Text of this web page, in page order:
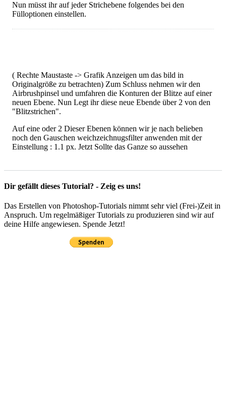
Nun müsst ihr auf jeder Strichebene folgendes bei den
Fülloptionen einstellen.
( Rechte Maustaste -> Grafik Anzeigen um das bild in
Originalgröße zu betrachten) Zum Schluss nehmen wir den
Airbrushpinsel und umfahren die Konturen der Blitze auf einer
neuen Ebene. Nun Legt ihr diese neue Ebende über 2 von den
"Blitzstrichen".
Auf eine oder 2 Dieser Ebenen können wir je nach belieben
noch den Gauschen weichzeichnugsfilter anwenden mit der
Einstellung : 1.1 px. Jetzt Sollte das Ganze so aussehen
Dir gefällt dieses Tutorial? - Zeig es uns!
Das Erstellen von Photoshop-Tutorials nimmt sehr viel (Frei-)Zeit in
Anspruch. Um regelmäßiger Tutorials zu produzieren sind wir auf
deine Hilfe angewiesen. Spende Jetzt!